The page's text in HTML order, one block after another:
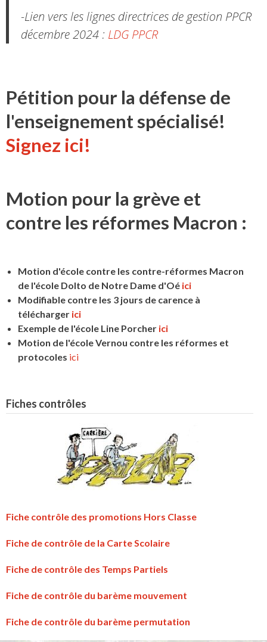
-Lien vers les lignes directrices de gestion PPCR
décembre 2024 : LDG PPCR
Pétition pour la défense de
l'enseignement spécialisé!
Signez ici!
Motion pour la grève et
contre les réformes Macron :
Motion d'école contre les contre-réformes Macron
de l'école Dolto de Notre Dame d'Oé ici
Modifiable contre les 3 jours de carence à
télécharger ici
Exemple de l'école Line Porcher ici
Motion de l'école Vernou contre les réformes et
protocoles ici
Fiches contrôles
Fiche contrôle des promotions Hors Classe
Fiche de contrôle de la Carte Scolaire
Fiche de contrôle des Temps Partiels
Fiche de contrôle du barème mouvement
Fiche de contrôle du barème permutation